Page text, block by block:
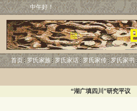
中午好！
首页 罗氏家族 罗氏家话 罗氏家传 罗氏家书
“湖广填四川”研究平议